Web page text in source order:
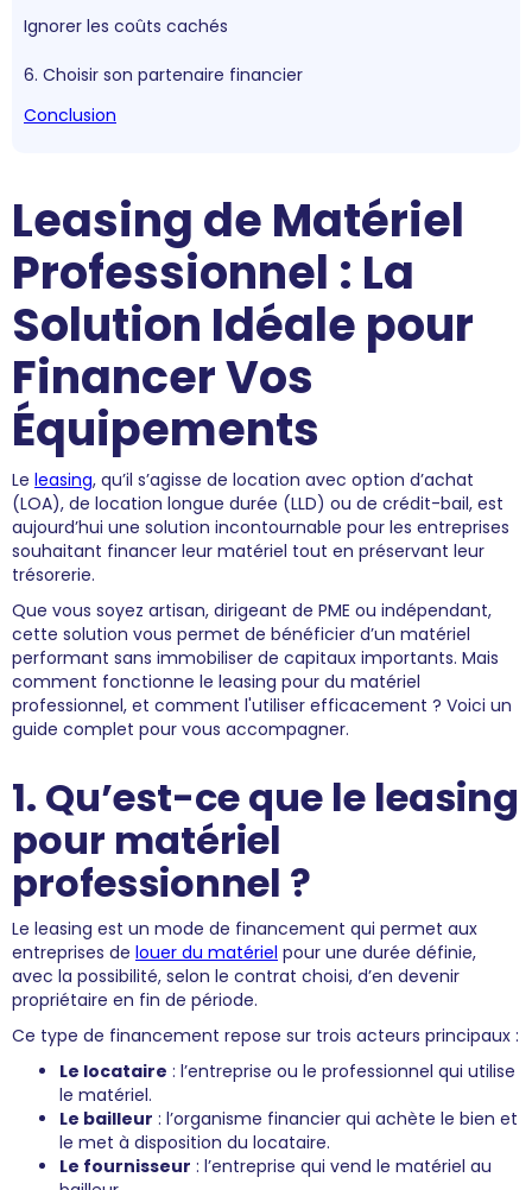
Ignorer les coûts cachés
6. Choisir son partenaire financier
Conclusion
Leasing de Matériel
Professionnel : La
Solution Idéale pour
Financer Vos
Équipements
Le leasing, qu’il s’agisse de location avec option d’achat
(LOA), de location longue durée (LLD) ou de crédit-bail, est
aujourd’hui une solution incontournable pour les entreprises
souhaitant financer leur matériel tout en préservant leur
trésorerie.
Que vous soyez artisan, dirigeant de PME ou indépendant,
cette solution vous permet de bénéficier d’un matériel
performant sans immobiliser de capitaux importants. Mais
comment fonctionne le leasing pour du matériel
professionnel, et comment l'utiliser efficacement ? Voici un
guide complet pour vous accompagner.
1. Qu’est-ce que le leasing
pour matériel
professionnel ?
Le leasing est un mode de financement qui permet aux
entreprises de louer du matériel pour une durée définie,
avec la possibilité, selon le contrat choisi, d’en devenir
propriétaire en fin de période.
Ce type de financement repose sur trois acteurs principaux :
Le locataire : l’entreprise ou le professionnel qui utilise
le matériel.
Le bailleur : l’organisme financier qui achète le bien et
le met à disposition du locataire.
Le fournisseur : l’entreprise qui vend le matériel au